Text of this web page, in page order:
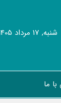
شنبه, 17 مرداد 1405
ما